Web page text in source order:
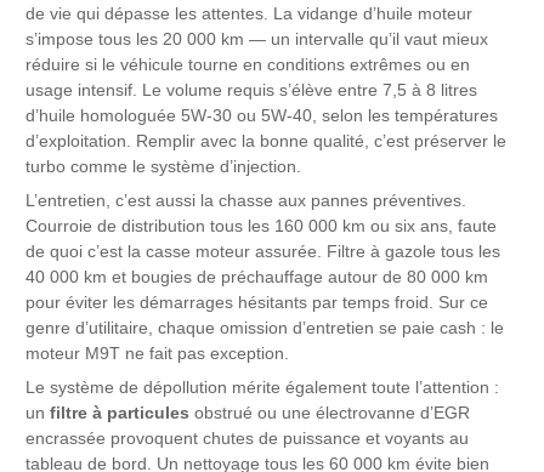
de vie qui dépasse les attentes. La vidange d’huile moteur
s’impose tous les 20 000 km — un intervalle qu’il vaut mieux
réduire si le véhicule tourne en conditions extrêmes ou en
usage intensif. Le volume requis s’élève entre 7,5 à 8 litres
d’huile homologuée 5W-30 ou 5W-40, selon les températures
d’exploitation. Remplir avec la bonne qualité, c’est préserver le
turbo comme le système d’injection.
L’entretien, c’est aussi la chasse aux pannes préventives.
Courroie de distribution tous les 160 000 km ou six ans, faute
de quoi c’est la casse moteur assurée. Filtre à gazole tous les
40 000 km et bougies de préchauffage autour de 80 000 km
pour éviter les démarrages hésitants par temps froid. Sur ce
genre d’utilitaire, chaque omission d’entretien se paie cash : le
moteur M9T ne fait pas exception.
Le système de dépollution mérite également toute l’attention :
unfiltre à particules obstrué ou une électrovanne d’EGR
encrassée provoquent chutes de puissance et voyants au
tableau de bord. Un nettoyage tous les 60 000 km évite bien